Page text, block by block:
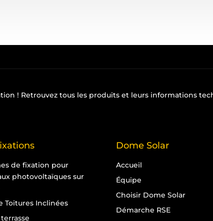
! Retrouvez tous les produits et leurs informations
de fixation pour
photovoltaïques sur
Toitures Inclinées
Dome Solar
Accueil
Équipe
Choisir Dome Solar
Démarche RSE